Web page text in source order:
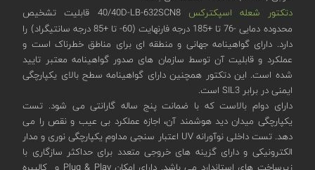
دتکتور شعله اسپکترکس
40/40D-LB-632SCN8 قابلیت تشخیص
محدوده دمایی -76 تا +185 درجه فارنهایت (60- تا +85 درجه سانتیگراد) را
دارد. دارای گواهینامه جهانی و منطقه ای برای مناطق خطرناک است و
عملکرد و قابلیت آن توسط سازمان های صدور گواهینامه معتبر تایید
شده است. این دتکتور همچنین دارای گواهینامه سطح بالای یکپارچگی
ایمنی در برابر SIL3 است.
دارای دوام بالاست که با ضمانت پنج ساله گارانتی می شود. تست
یکپارچگی میدان دید هوشمند آن، اجازه عملکرد بی عیب و نقص را می
دهد. تست داخلی نوآورانه UV اعتبار سنجی مداوم یکپارچگی نوری و مدار
الکترونیکی و دارای گزینه های خروجی متعدد برای حداکثر سازگاری با